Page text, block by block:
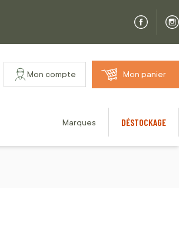
Mon compte Mon panier
Marques DÉSTOCKAGE